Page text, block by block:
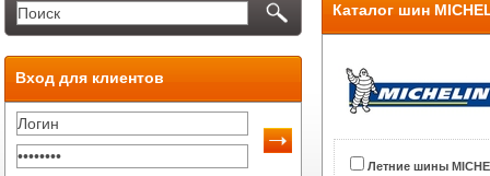
Вход для клиентов
Каталог шин
Летние шины